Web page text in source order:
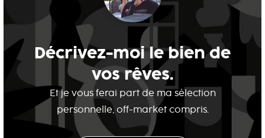
Décrivez-moi le bien de
vos rêves.
Et je vous ferai part de ma sélection
personnelle, off-market compris.